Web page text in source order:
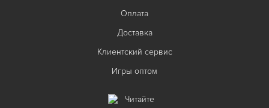
Оплата
Доставка
Клиентский сервис
Игры оптом